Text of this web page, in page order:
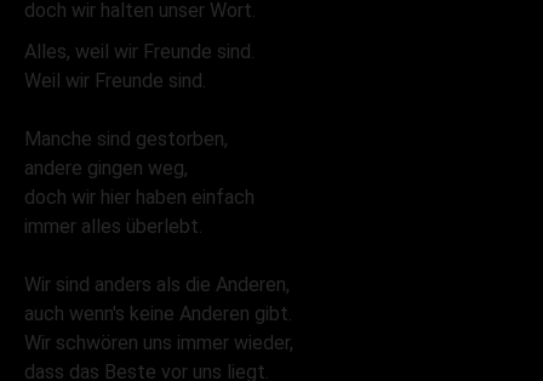
doch wir halten unser Wort.
Alles, weil wir Freunde sind.
Weil wir Freunde sind.
Manche sind gestorben,
andere gingen weg,
doch wir hier haben einfach
immer alles überlebt.
Wir sind anders als die Anderen,
auch wenn's keine Anderen gibt.
Wir schwören uns immer wieder,
dass das Beste vor uns liegt.